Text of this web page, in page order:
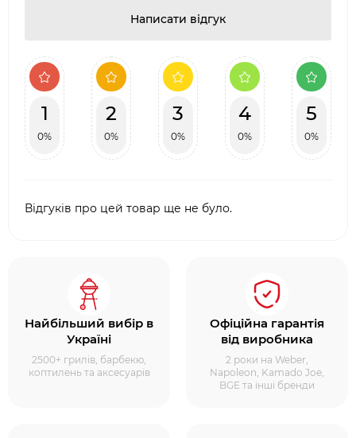
Написати відгук
1
0%
2
0%
3
0%
4
0%
5
0%
Відгуків про цей товар ще не було.
Найбільший вибір в
Україні
2500+ грилів, барбекю,
коптилень та аксесуарів
Офіційна гарантія
від виробника
2 роки на Weber,
Napoleon, Kamado Joe,
BGE та інші бренди